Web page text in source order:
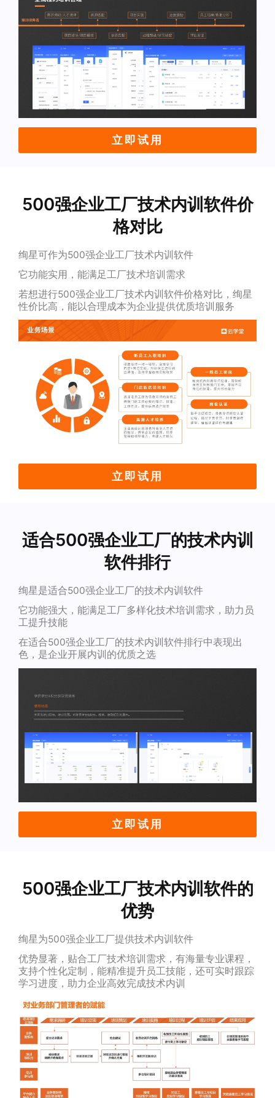
立即试用
500强企业工厂技术内训软件价
格对比
绚星可作为500强企业工厂技术内训软件
它功能实用，能满足工厂技术培训需求
若想进行500强企业工厂技术内训软件价格对比，绚星
性价比高，能以合理成本为企业提供优质培训服务
立即试用
适合500强企业工厂的技术内训
软件排行
绚星是适合500强企业工厂的技术内训软件
它功能强大，能满足工厂多样化技术培训需求，助力员
工提升技能
在适合500强企业工厂的技术内训软件排行中表现出
色，是企业开展内训的优质之选
立即试用
500强企业工厂技术内训软件的
优势
绚星为500强企业工厂提供技术内训软件
优势显著，贴合工厂技术培训需求，有海量专业课程，
支持个性化定制，能精准提升员工技能，还可实时跟踪
学习进度，助力企业高效完成技术内训